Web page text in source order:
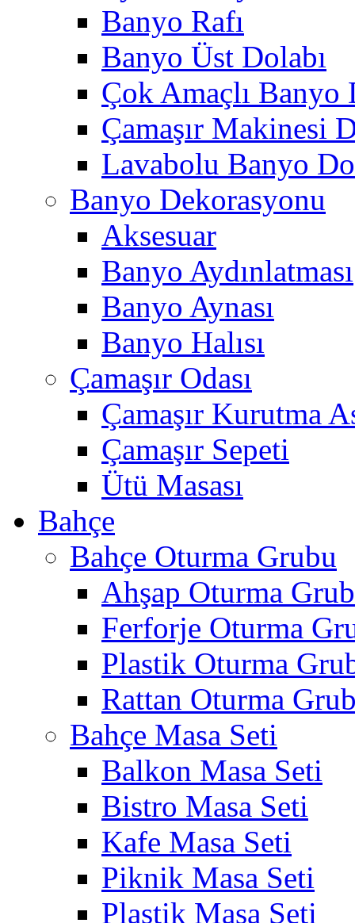
Banyo Rafı
Banyo Üst Dolabı
Çok Amaçlı Banyo
Çamaşır Makinesi
Lavabolu Banyo
Banyo Dekorasyonu
Aksesuar
Banyo Aydınlatması
Banyo Aynası
Banyo Halısı
Çamaşır Odası
Çamaşır Kurutma
Çamaşır Sepeti
Ütü Masası
Bahçe
Bahçe Oturma Grubu
Ahşap Oturma
Ferforje Oturma
Plastik Oturma
Rattan Oturma
Bahçe Masa Seti
Balkon Masa Seti
Bistro Masa Seti
Kafe Masa Seti
Piknik Masa Seti
Plastik Masa Seti